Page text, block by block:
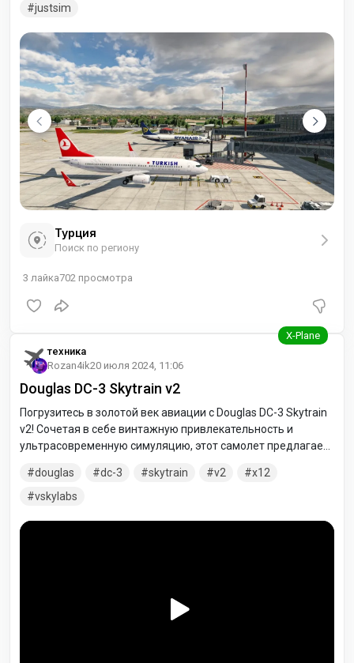
justsim
Турция
Поиск по региону
3 лайка702 просмотра
техника
Rozan4ik20 июля 2024, 11:06
Douglas DC-3 Skytrain v2
Погрузитесь в золотой век авиации с Douglas DC-3 Skytrain
v2! Сочетая в себе винтажную привлекательность и
ультрасовременную симуляцию, этот самолет предлагает
систем и настойчивость включены. История сочетается с
блеском современности – необходимая вещь для каждого
douglas dc-3 skytrain v2
x12
vskylabs